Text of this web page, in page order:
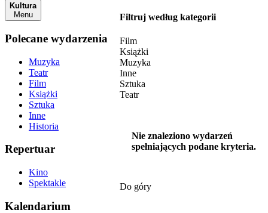
Kultura
Menu
Polecane wydarzenia
Muzyka
Teatr
Film
Książki
Sztuka
Inne
Historia
Repertuar
Kino
Spektakle
Kalendarium
Filtruj według kategorii
Film
Książki
Muzyka
Inne
Sztuka
Teatr
Nie znaleziono wydarzeń
spełniających podane kryteria.
Do góry